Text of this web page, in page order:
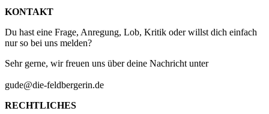
KONTAKT
Du hast eine Frage, Anregung, Lob, Kritik oder willst dich einfach
nur so bei uns melden?
Sehr gerne, wir freuen uns über deine Nachricht unter
gude@die-feldbergerin.de
RECHTLICHES